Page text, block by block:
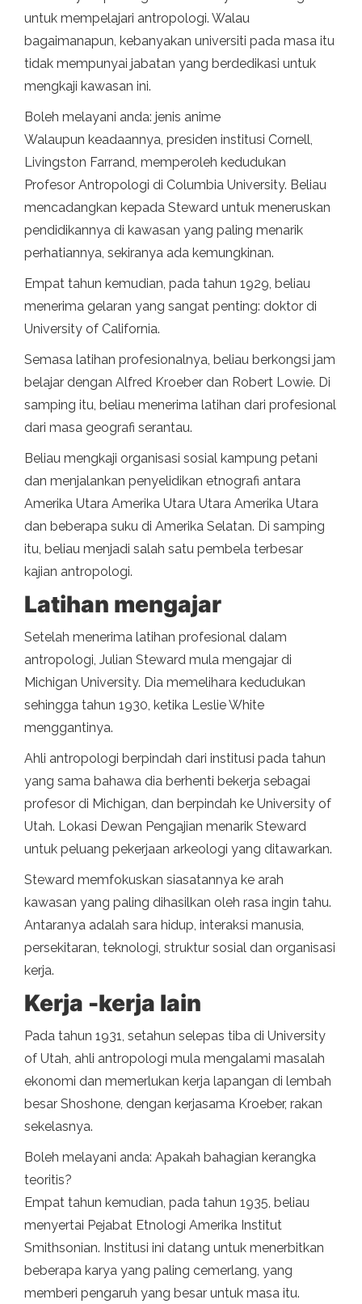
untuk mempelajari antropologi. Walau
bagaimanapun, kebanyakan universiti pada masa itu
tidak mempunyai jabatan yang berdedikasi untuk
mengkaji kawasan ini.
Boleh melayani anda: jenis anime
Walaupun keadaannya, presiden institusi Cornell,
Livingston Farrand, memperoleh kedudukan
Profesor Antropologi di Columbia University. Beliau
mencadangkan kepada Steward untuk meneruskan
pendidikannya di kawasan yang paling menarik
perhatiannya, sekiranya ada kemungkinan.
Empat tahun kemudian, pada tahun 1929, beliau
menerima gelaran yang sangat penting: doktor di
University of California.
Semasa latihan profesionalnya, beliau berkongsi jam
belajar dengan Alfred Kroeber dan Robert Lowie. Di
samping itu, beliau menerima latihan dari profesional
dari masa geografi serantau.
Beliau mengkaji organisasi sosial kampung petani
dan menjalankan penyelidikan etnografi antara
Amerika Utara Amerika Utara Utara Amerika Utara
dan beberapa suku di Amerika Selatan. Di samping
itu, beliau menjadi salah satu pembela terbesar
kajian antropologi.
Latihan mengajar
Setelah menerima latihan profesional dalam
antropologi, Julian Steward mula mengajar di
Michigan University. Dia memelihara kedudukan
sehingga tahun 1930, ketika Leslie White
menggantinya.
Ahli antropologi berpindah dari institusi pada tahun
yang sama bahawa dia berhenti bekerja sebagai
profesor di Michigan, dan berpindah ke University of
Utah. Lokasi Dewan Pengajian menarik Steward
untuk peluang pekerjaan arkeologi yang ditawarkan.
Steward memfokuskan siasatannya ke arah
kawasan yang paling dihasilkan oleh rasa ingin tahu.
Antaranya adalah sara hidup, interaksi manusia,
persekitaran, teknologi, struktur sosial dan organisasi
kerja.
Kerja -kerja lain
Pada tahun 1931, setahun selepas tiba di University
of Utah, ahli antropologi mula mengalami masalah
ekonomi dan memerlukan kerja lapangan di lembah
besar Shoshone, dengan kerjasama Kroeber, rakan
sekelasnya.
Boleh melayani anda: Apakah bahagian kerangka
teoritis?
Empat tahun kemudian, pada tahun 1935, beliau
menyertai Pejabat Etnologi Amerika Institut
Smithsonian. Institusi ini datang untuk menerbitkan
beberapa karya yang paling cemerlang, yang
memberi pengaruh yang besar untuk masa itu.